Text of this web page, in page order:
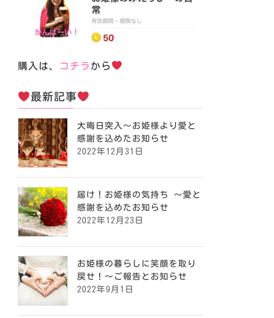
購入は、 コチラ から
最新記事
大晦日突入〜お姫様より愛と
感謝を込めたお知らせ
2022年12月31日
届け！お姫様の気持ち ～愛と
感謝を込めたお知らせ
2022年12月23日
お姫様の暮らしに笑顔を取り
戻せ！〜ご報告とお知らせ
2022年9月1日